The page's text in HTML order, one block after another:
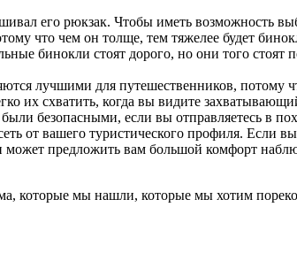
его рюкзак. Чтобы иметь возможность
что чем он толще, тем тяжелее будет
бинокли стоят дорого, но они того
лучшими для путешественников,
их схватить, когда вы видите
безопасными, если вы отправляетесь в
от вашего туристического профиля. Если
предложить вам большой комфорт
которые мы нашли, которые мы хотим